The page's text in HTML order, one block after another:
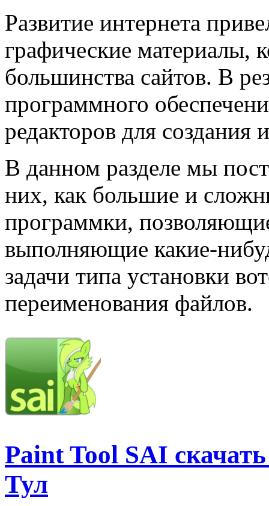
Развитие интернета
графические материалы,
большинства сайтов. В
программного
редакторов для
В данном разделе мы
них, как большие и
программки,
выполняющие какие-
задачи типа установки
переименования файлов.
Paint Tool SAI
Тул